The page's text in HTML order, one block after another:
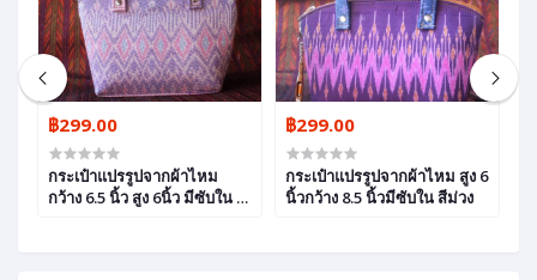
฿299.00
กระเป๋าแปรรูปจากผ้าไหม
กว้าง 6.5 นิ้ว สูง 6นิ้ว มีซับใน สี
฿299.00
กระเป๋าแปรรูปจากผ้าไหม สูง 6
นิ้วกว้าง 8.5 นิ้วมีซับใน สีม่วง